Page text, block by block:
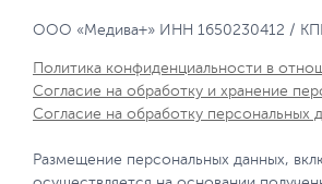
ООО «Медива+» ИНН 1650230412 /
Политика конфиденциальности в
Согласие на обработку и хранение
Согласие на обработку
Размещение персональных данных,